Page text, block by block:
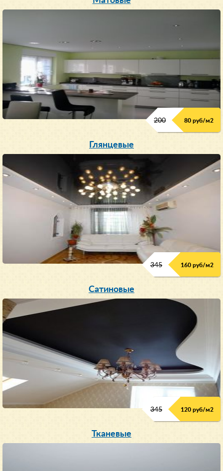
200 80 руб/м2
Глянцевые
345 160 руб/м2
Сатиновые
345 120 руб/м2
Тканевые